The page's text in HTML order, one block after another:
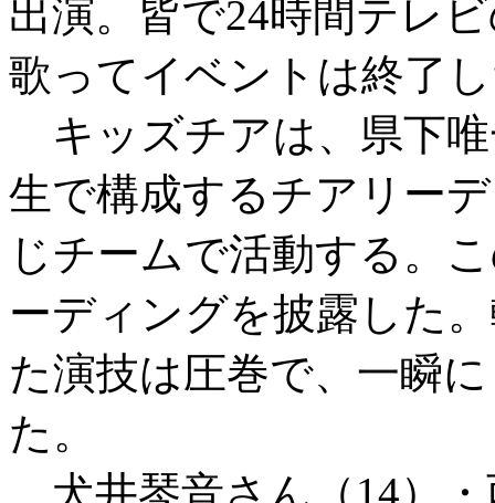
出演。皆で24時間テレ
歌ってイベントは終了
キッズチアは、県下唯
生で構成するチアリー
じチームで活動する。
ーディングを披露した
た演技は圧巻で、一瞬
た。
犬井琴音さん（14）・